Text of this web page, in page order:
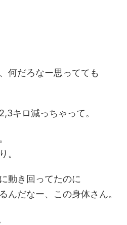
何だろなー思ってても
キロ減っちゃって。
。
動き回ってたのに
んだなー、この身体さん。